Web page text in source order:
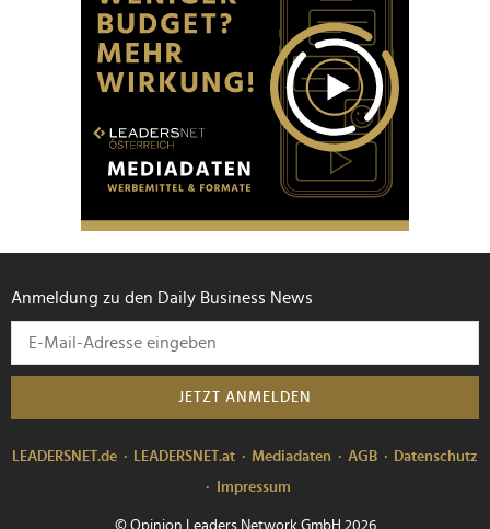
Anmeldung zu den Daily Business News
JETZT ANMELDEN
LEADERSNET.de LEADERSNET.at Mediadaten AGB
Datenschutz
Impressum